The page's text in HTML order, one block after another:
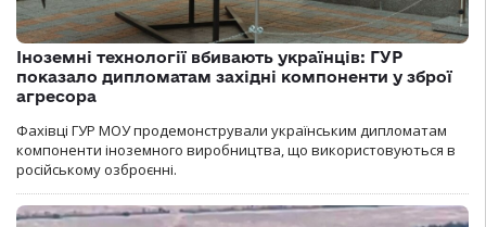
Іноземні технології вбивають українців: ГУР
показало дипломатам західні компоненти у зброї
агресора
Фахівці ГУР МОУ продемонстрували українським дипломатам
компоненти іноземного виробництва, що використовуються в
російському озброєнні.